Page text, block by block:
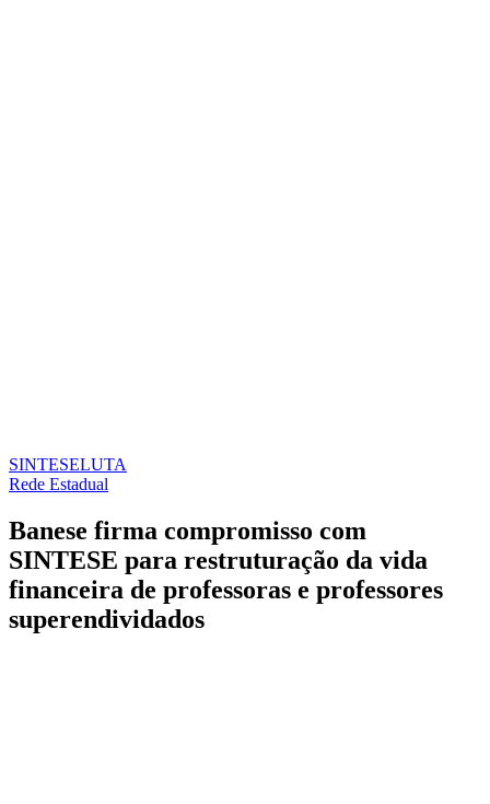
SINTESELUTA
Rede Estadual
Banese firma compromisso com
SINTESE para restruturação da vida
financeira de professoras e professores
superendividados